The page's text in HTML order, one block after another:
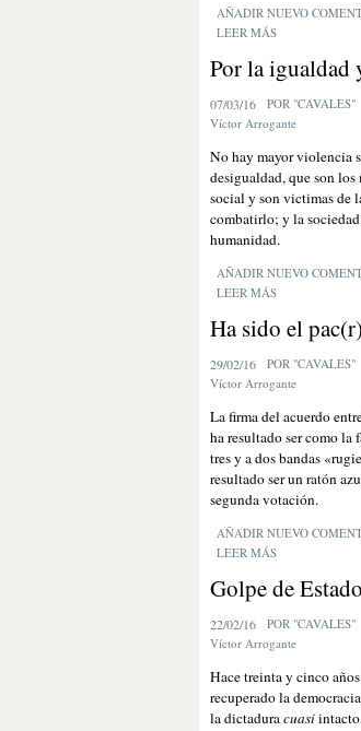
AÑADIR NUEVO
LEER MÁS
Por la igualdad
07/03/16
POR "CAVALES"
Víctor Arrogante
No hay mayor violencia
desigualdad, que son los
social y son victimas de
combatirlo; y la
humanidad.
AÑADIR NUEVO
LEER MÁS
Ha sido el
29/02/16
POR "CAVALES"
Víctor Arrogante
La firma del acuerdo
ha resultado ser como la
tres y a dos bandas
resultado ser un ratón
segunda votación.
AÑADIR NUEVO
LEER MÁS
Golpe de
22/02/16
POR "CAVALES"
Víctor Arrogante
Hace treinta y cinco
recuperado la
la dictaduracuasi